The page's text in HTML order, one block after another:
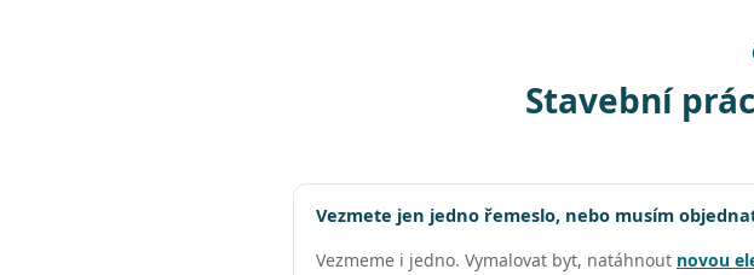
Stavební
Vezmete jen jedno řemeslo, nebo musím
Vezmeme i jedno. Vymalovat byt, natáhnout novou